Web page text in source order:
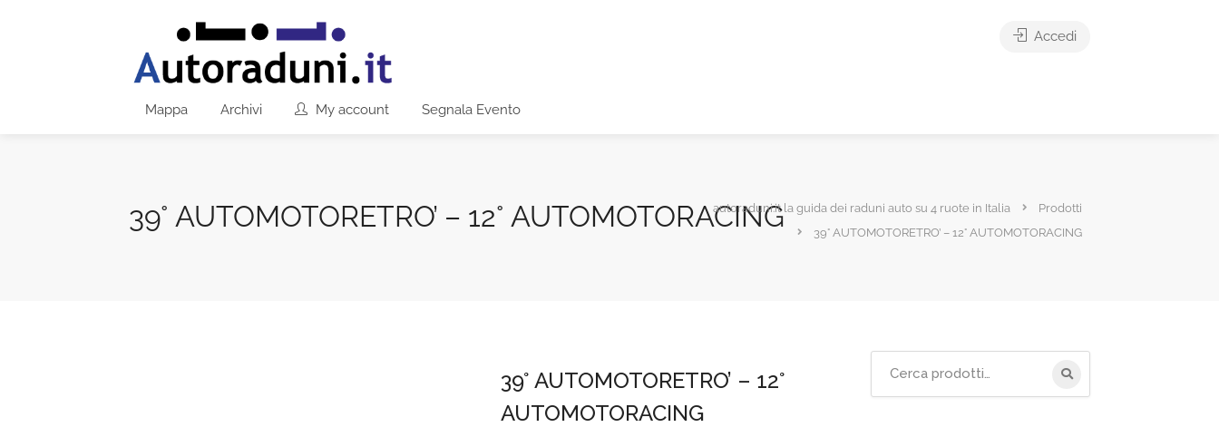
Mappa Archivi My account Segnala Evento
Accedi
39° AUTOMOTORETRO’ – 12° AUTOMOTORACINGautoraduni.it la guida dei raduni auto su 4 ruote in Italia
Prodotti
39° AUTOMOTORETRO’ – 12° AUTOMOTORACING
39° AUTOMOTORETRO’ – 12°
AUTOMOTORACING